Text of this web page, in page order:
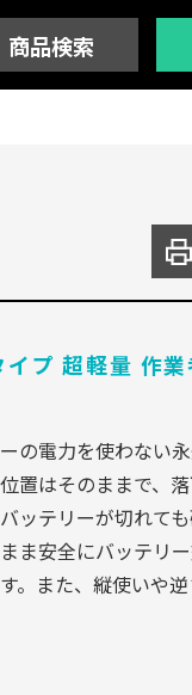
商品検索
イプ 超軽量 作
の電力を使わない
置はそのままで、落
ッテリーが切れて
ま安全にバッテリ
。また、縦使いや